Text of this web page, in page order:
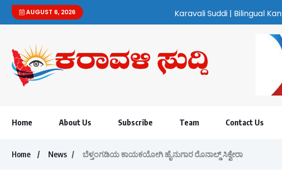
AUGUST 6, 2026 Karavali Suddi | Bilingual Kannada/
Home About Us Subscribe Team Contact Us
Home News ಬೆಳ್ತಂಗಡಿಯ ಕಾಯಕಯೋಗಿ ಹೈನುಗಾರ ರೊನಾಲ್ಡ್ ಸಿಕ್ವೇರಾ